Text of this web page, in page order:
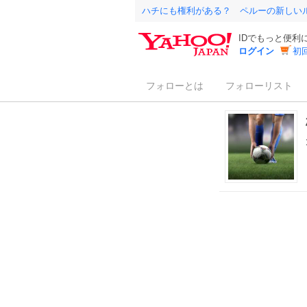
ハチにも権利がある？ ペルーの新しい
IDでもっと便利
ログイン
初
フォローとは フォローリスト